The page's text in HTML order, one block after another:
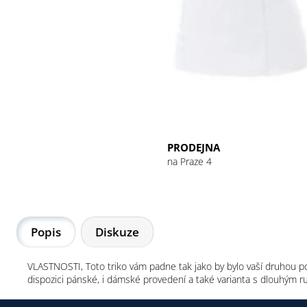
PRODEJNA
na Praze 4
Popis Diskuze
VLASTNOSTI, Toto triko vám padne tak jako by bylo vaší
dispozici pánské, i dámské provedení a také varianta s dlouhým